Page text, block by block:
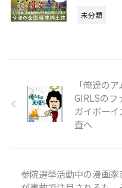
未分類
「俺達の
GIRLSのフ
ガイボー
査へ
参院選挙活動中の漫画